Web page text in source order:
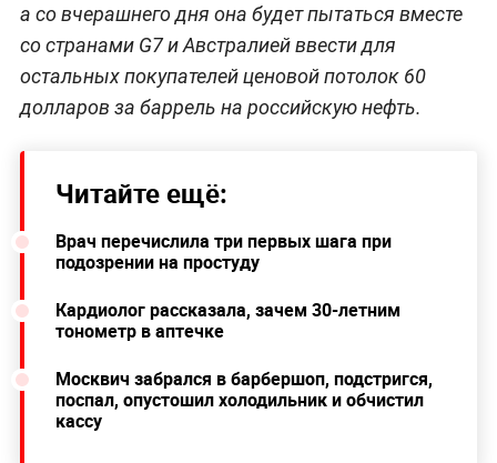
а со вчерашнего дня она будет пытаться вместе
со странами G7 и Австралией ввести для
остальных покупателей ценовой потолок 60
долларов за баррель на российскую нефть.
Читайте ещё:
Врач перечислила три первых шага при
подозрении на простуду
Кардиолог рассказала, зачем 30-летним
тонометр в аптечке
Москвич забрался в барбершоп, подстригся,
поспал, опустошил холодильник и обчистил
кассу